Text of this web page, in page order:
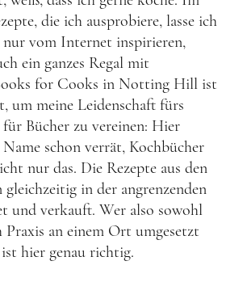
die ich ausprobiere, lasse ich
vom Internet inspirieren,
ein ganzes Regal mit
for Cooks in Notting Hill ist
um meine Leidenschaft fürs
Bücher zu vereinen: Hier
schon verrät, Kochbücher
nur das. Die Rezepte aus den
gleichzeitig in der angrenzenden
und verkauft. Wer also sowohl
Praxis an einem Ort umgesetzt
hier genau richtig.